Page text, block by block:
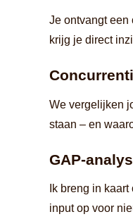
Je ontvangt een
krijg je direct
We vergelijken
staan – en
GAP-
Ik breng in
input op voor